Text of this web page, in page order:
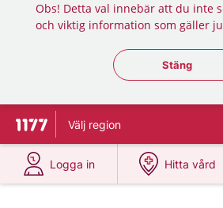
Obs! Detta val innebär att du inte
och viktig information som gäller
Stäng
Stäng
Till startsidan för 1177
Välj region
Logga in
på 1177.se
Hitta vård
på